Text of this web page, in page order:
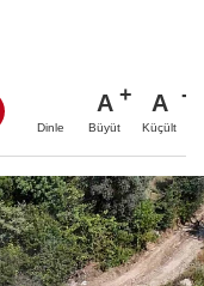
Dinle
A
Büyüt
A
Küçült